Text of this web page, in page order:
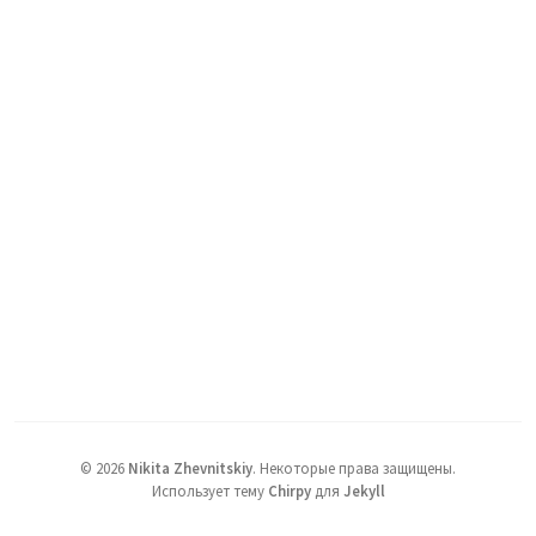
© 2026 Nikita Zhevnitskiy. Некоторые права защищены.
Использует тему Chirpyдля Jekyll